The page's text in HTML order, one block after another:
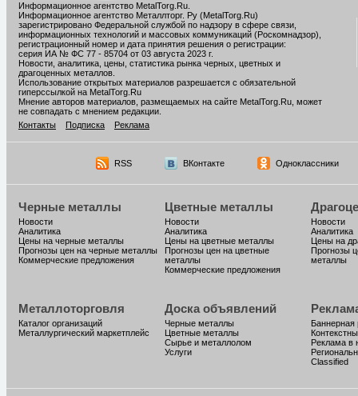
Информационное агентство MetalTorg.Ru
Информационное агентство Металлторг. Ру (MetalTorg.Ru)
зарегистрировано Федеральной службой по надзору в сфере связи,
информационных технологий и массовых коммуникаций (Роскомнадзор),
регистрационный номер и дата принятия решения о регистрации:
серия ИА № ФС 77 - 85704 от 03 августа 2023 г.
Новости, аналитика, цены, статистика рынка черных, цветных и
драгоценных металлов.
Использование открытых материалов разрешается с обязательной
гиперссылкой на MetalTorg.Ru
Мнение авторов материалов, размещаемых на сайте MetalTorg.Ru, может
не совпадать с мнением редакции.
Контакты
Подписка Реклама
RSS ВКонтакте Одноклассники
Черные металлы
Новости
Аналитика
Цены на черные металлы
Прогнозы цен на черные металлы
Коммерческие предложения
Цветные металлы
Новости
Аналитика
Цены на цветные металлы
Прогнозы цен на цветные
металлы
Коммерческие предложения
Новости
Аналитика
Цены на
Прогнозы
металлы
Металлоторговля
Каталог организаций
Металлургический маркетплейс
Доска объявлений
Черные металлы
Цветные металлы
Сырье и металлолом
Услуги
Баннерная
Реклама в
Classified